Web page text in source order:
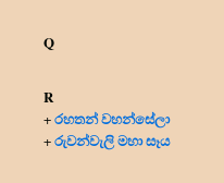
Q
R
+රහතන් වහන්සේලා
+රුවන්වැලි මහා සෑය